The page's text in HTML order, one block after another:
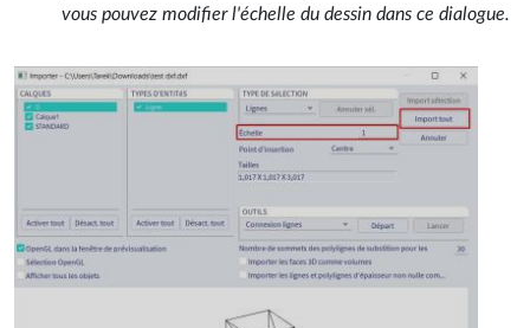
vous pouvez modifier l'échelle du dessin dans ce dialogue.